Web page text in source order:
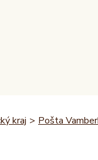
kraj > Pošta